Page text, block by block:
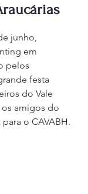
5 estrelas.
junho,
em
pelos
festa
do Vale
amigos do
o CAVABH.